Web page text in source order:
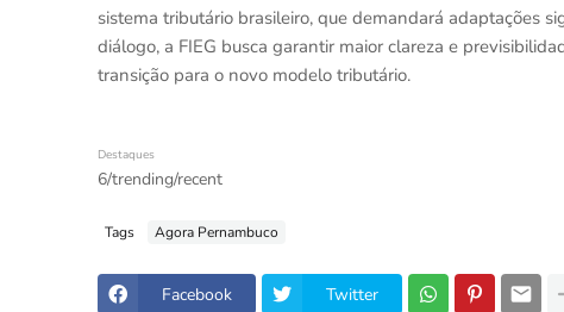
sistema tributário brasileiro, que demandará adaptações
diálogo, a FIEG busca garantir maior clareza e
transição para o novo modelo tributário.
Destaques
6/trending/recent
Tags Agora Pernambuco
Facebook Twitter